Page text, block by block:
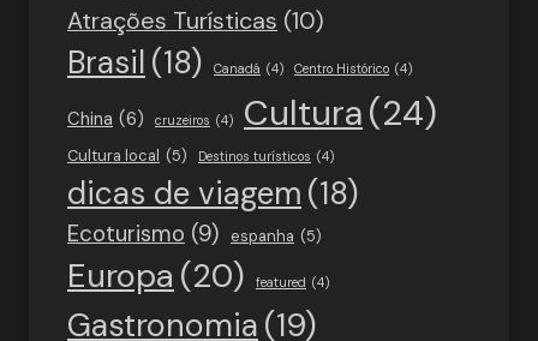
Atrações Turísticas (10)
Brasil (18) Canadá (4) Centro Histórico (4)
China (6) cruzeiros (4) Cultura(24)
Cultura local (5) Destinos turísticos (4)
dicas de viagem (18)
Ecoturismo (9) espanha (5)
Europa (20) featured (4)
Gastronomia (19)